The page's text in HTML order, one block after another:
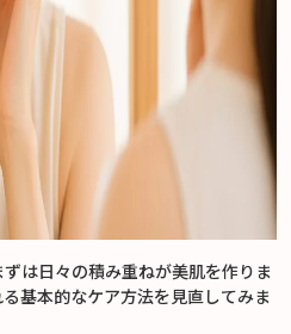
は日々の積み重ねが美肌を作りま
基本的なケア方法を見直してみま